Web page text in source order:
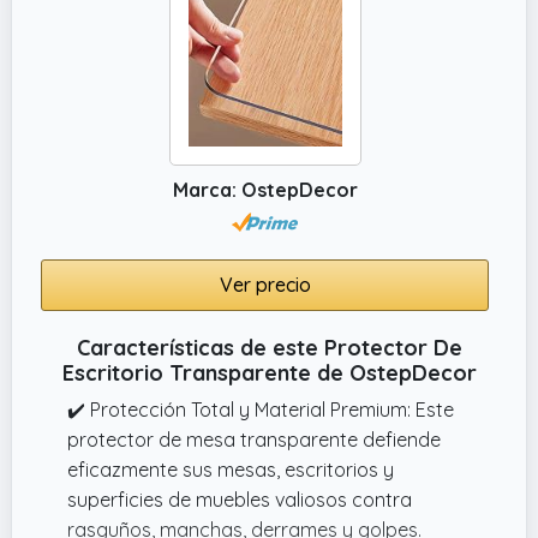
Ofrecemos esta alfombra silla escritorio en
una variedad de medidas para adaptarse a
diferentes necesidades y configuraciones de
espacio, tanto en el hogar como en la oficina
Marca: OstepDecor
Ver precio
Características de este Protector De
Escritorio Transparente de OstepDecor
✔️ Protección Total y Material Premium: Este
protector de mesa transparente defiende
eficazmente sus mesas, escritorios y
superficies de muebles valiosos contra
rasguños, manchas, derrames y golpes.